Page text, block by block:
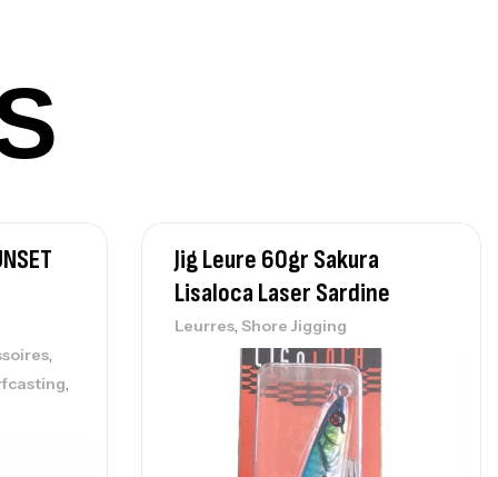
3 Branches Inox T26S/35
bateau
Sunset Beachstriker Surf Hybrid
د.ت239,000
Sunset Secret Cove 450 Cm 100
,
,
Jig Leure 60gr Sakura
Lisaloca Laser Sardine
Leurres, Shore Jigging